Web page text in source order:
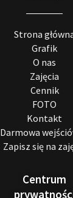
Strona
Grafik
O nas
Zajęcia
Cennik
FOTO
Kontakt
Darmowa
Zapisz się na
Centrum